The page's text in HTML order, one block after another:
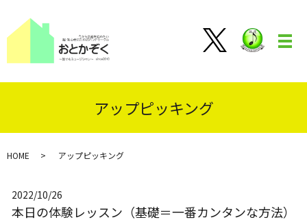
メ
アップピッキング
HOME アップピッキング
2022/10/26
本日の体験レッスン（基礎＝一番カンタンな方法）